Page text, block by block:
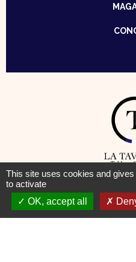
© Taverne – Table de
This site uses cookies and
to activate
OK, accept all